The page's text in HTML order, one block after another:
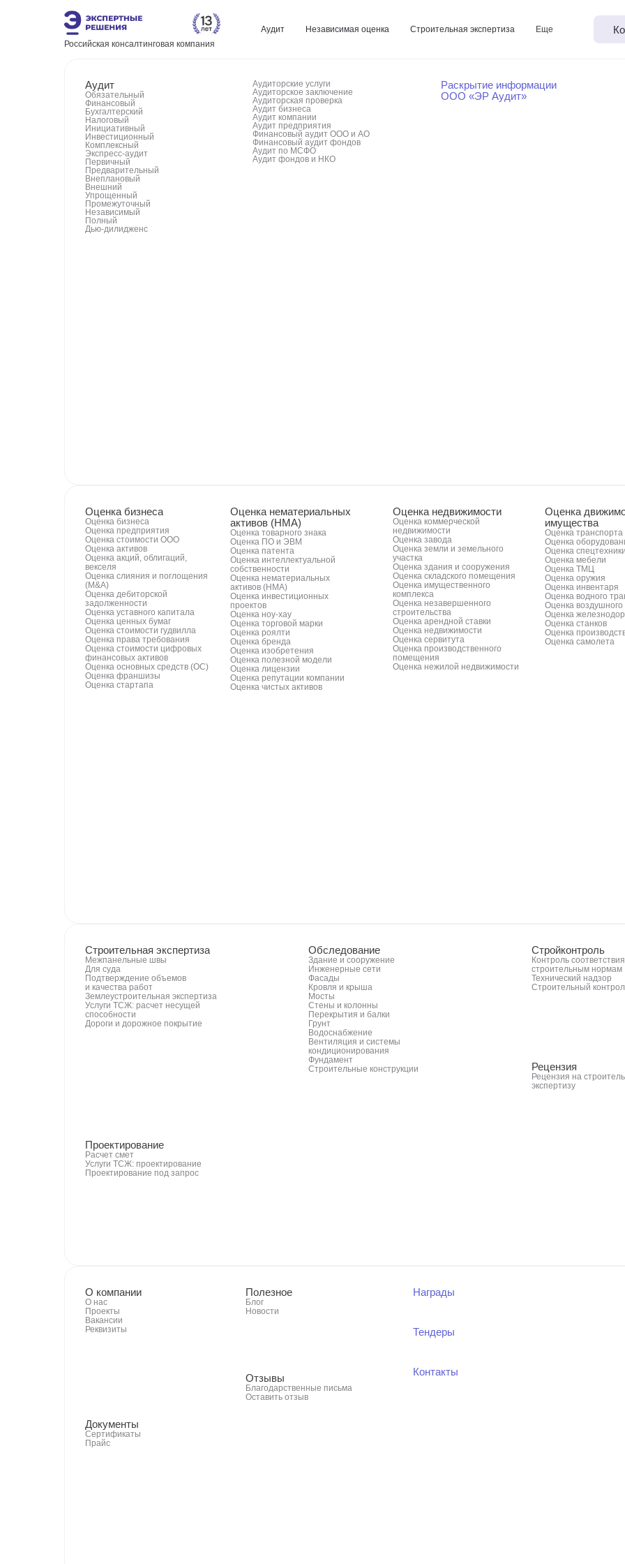
Аудит Независимая оценка Строительная экспертиза
Еще
Российская консалтинговая компания
Аудит
Обязательный
Финансовый
Бухгалтерский
Налоговый
Инициативный
Инвестиционный
Комплексный
Экспресс-аудит
Первичный
Предварительный
Внеплановый
Внешний
Упрощенный
Промежуточный
Независимый
Полный
Дью‑дилидженс
Аудиторские услуги
Аудиторское заключение
Аудиторская проверка
Аудит бизнеса
Аудит компании
Аудит предприятия
Финансовый аудит ООО и АО
Финансовый аудит фондов
Аудит по МСФО
Аудит фондов и НКО
Раскрытие информации
ООО «ЭР Аудит»
Оценка бизнеса
Оценка бизнеса
Оценка предприятия
Оценка стоимости ООО
Оценка активов
Оценка акций, облигаций,
векселя
Оценка слияния и поглощения
(M&A)
Оценка дебиторской
задолженности
Оценка уставного капитала
Оценка ценных бумаг
Оценка стоимости гудвилла
Оценка права требования
Оценка стоимости цифровых
финансовых активов
Оценка основных средств (ОС)
Оценка франшизы
Оценка стартапа
Оценка нематериальных
активов (НМА)
Оценка товарного знака
Оценка ПО и ЭВМ
Оценка патента
Оценка интеллектуальной
собственности
Оценка нематериальных
активов (НМА)
Оценка инвестиционных
проектов
Оценка ноу-хау
Оценка торговой марки
Оценка роялти
Оценка бренда
Оценка изобретения
Оценка полезной модели
Оценка лицензии
Оценка репутации компании
Оценка чистых активов
Оценка недвижимости
Оценка коммерческой
недвижимости
Оценка завода
Оценка земли и земельного
участка
Оценка здания и сооружения
Оценка складского помещения
Оценка имущественного
комплекса
Оценка незавершенного
строительства
Оценка арендной ставки
Оценка недвижимости
Оценка сервитута
Оценка производственного
помещения
Оценка нежилой недвижимости
Оценка
имущества
Оценка транспорта
Оценка
Оценка спецтехники
Оценка мебели
Оценка ТМЦ
Оценка оружия
Оценка инвентаря
Оценка водного
Оценка воздушного
Оценка
Оценка станков
Оценка
Оценка самолета
Проектирование
Расчет смет
Услуги ТСЖ: проектирование
Проектирование под запрос
Обследование
Здание и сооружение
Инженерные сети
Фасады
Кровля и крыша
Мосты
Стены и колонны
Перекрытия и балки
Грунт
Водоснабжение
Вентиляция и системы
кондиционирования
Фундамент
Строительные конструкции
Стройконтроль
Контроль соответствия
строительным нормам
Технический надзор
Строительный
Рецензия
Рецензия на
экспертизу
Строительная экспертиза
Межпанельные швы
Для суда
Подтверждение объемов
и качества работ
Землеустроительная экспертиза
Услуги ТСЖ: расчет несущей
способности
Дороги и дорожное покрытие
Полезное
Блог
Новости
Отзывы
Благодарственные письма
Оставить отзыв
Награды
Контакты
Тендеры
Документы
Сертификаты
Прайс
О компании
О нас
Проекты
Вакансии
Реквизиты